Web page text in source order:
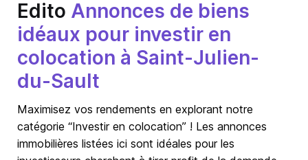
Edito Annonces de biens
idéaux pour investir en
colocation à Saint-Julien-
du-Sault
Maximisez vos rendements en explorant notre
catégorie “Investir en colocation” ! Les annonces
immobilières listées ici sont idéales pour les